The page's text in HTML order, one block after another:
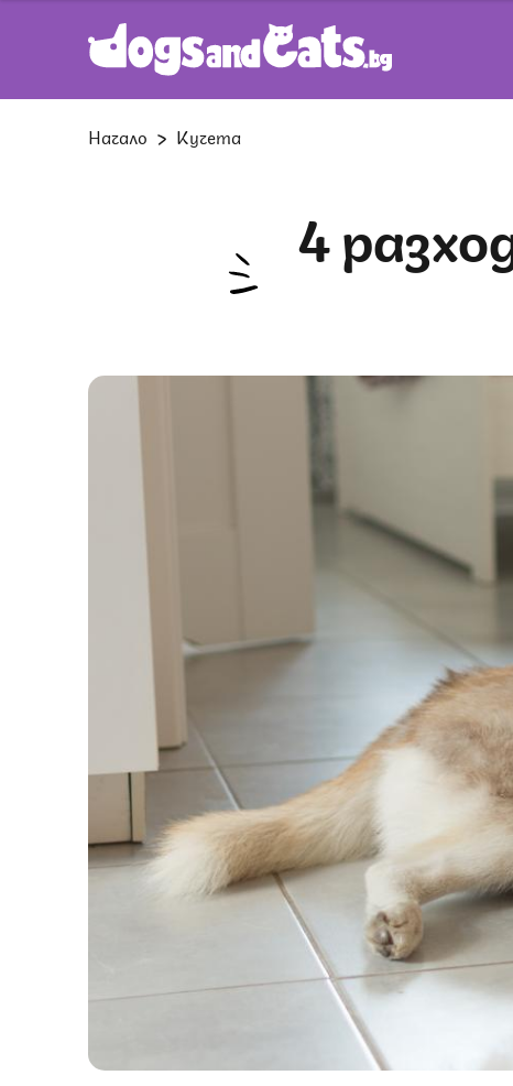
Начало Кучета
4 разходи за кучето, от които не